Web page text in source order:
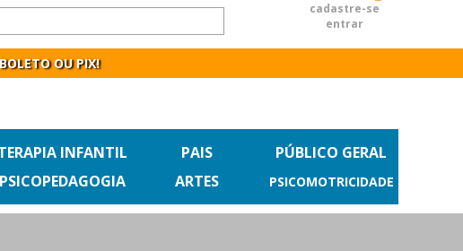
cadastre-se
entrar
OU PIX!
INFANTIL PAIS
PÚBLICO GERAL
PSICOPEDAGOGIA ARTES PSICOMOTRICIDADE